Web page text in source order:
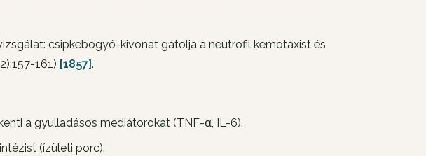
csipkebogyó-kivonat gátolja a neutrofil kemotaxist és
161) [1857].
a gyulladásos mediátorokat (TNF-α, IL-6).
(ízületi porc).